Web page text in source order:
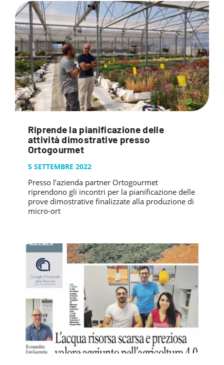
Riprende la pianificazione delle
attività dimostrative presso
Ortogourmet
5 SETTEMBRE 2022
Presso l’azienda partner Ortogourmet
riprendono gli incontri per la pianificazione delle
prove dimostrative finalizzate alla produzione di
micro-ort